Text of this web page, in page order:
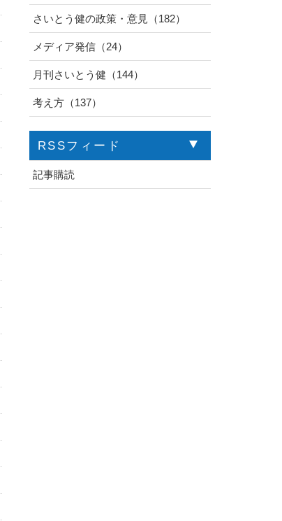
さいとう健の政策・意見（182）
メディア発信（24）
月刊さいとう健（144）
考え方（137）
RSSフィード
記事購読